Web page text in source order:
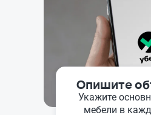
Опишите
Укажите
мебели в